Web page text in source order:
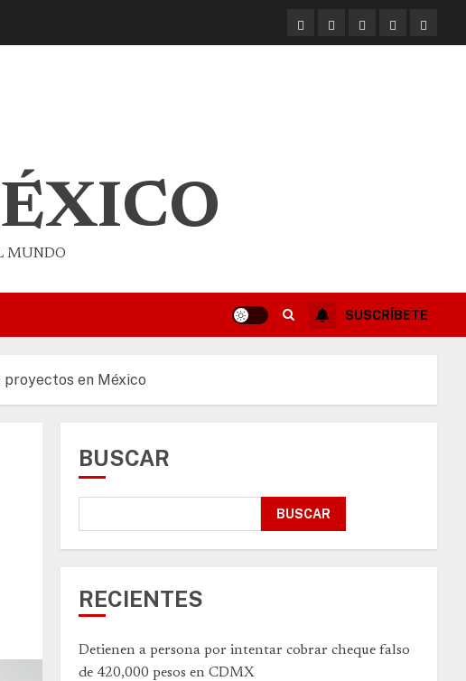
MUNDO
SUSCRÍBETE
proyectos en México
BUSCAR
BUSCAR
RECIENTES
Detienen a persona por intentar cobrar cheque falso
de 420,000 pesos en CDMX